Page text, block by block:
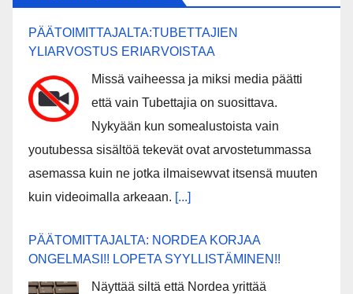
PÄÄTOIMITTAJALTA:TUBETTAJIEN
YLIARVOSTUS ERIARVOISTAA
Missä vaiheessa ja miksi media päätti
että vain Tubettajia on suosittava.
Nykyään kun somealustoista vain
youtubessa sisältöä tekevät ovat arvostetummassa
asemassa kuin ne jotka ilmaisewvat itsensä muuten
kuin videoimalla arkeaan. [...]
PÄÄTOMITTAJALTA: NORDEA KORJAA
ONGELMASI!! LOPETA SYYLLISTÄMINEN!!
Näyttää siltä että Nordea yrittää